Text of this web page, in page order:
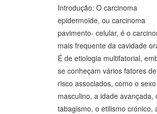
Introdução: O carcinoma
epidermoide, ou carcinoma
pavimento- celular, é o
mais frequente da cavidade
É de etiologia multifatorial,
se conheçam vários fatores de
risco associados, como o sexo
masculino, a idade avançada,
tabagismo, o etilismo crónico,